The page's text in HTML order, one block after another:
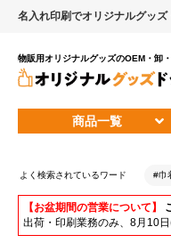
名入れ印刷でオリジナルグッズ
物販用オリジナルグッズのOEM・卸
商品一覧
よく検索されているワード #巾
【お盆期間の営業について】
出荷・印刷業務のみ、8月10